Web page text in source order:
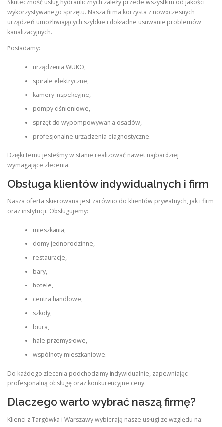
Skuteczność usług hydraulicznych zależy przede wszystkim od jakości
wykorzystywanego sprzętu. Nasza firma korzysta z nowoczesnych
urządzeń umożliwiających szybkie i dokładne usuwanie problemów
kanalizacyjnych.
Posiadamy:
urządzenia WUKO,
spirale elektryczne,
kamery inspekcyjne,
pompy ciśnieniowe,
sprzęt do wypompowywania osadów,
profesjonalne urządzenia diagnostyczne.
Dzięki temu jesteśmy w stanie realizować nawet najbardziej
wymagające zlecenia.
Obsługa klientów indywidualnych i firm
Nasza oferta skierowana jest zarówno do klientów prywatnych, jak i firm
oraz instytucji. Obsługujemy:
mieszkania,
domy jednorodzinne,
restauracje,
bary,
hotele,
centra handlowe,
szkoły,
biura,
hale przemysłowe,
wspólnoty mieszkaniowe.
Do każdego zlecenia podchodzimy indywidualnie, zapewniając
profesjonalną obsługę oraz konkurencyjne ceny.
Dlaczego warto wybrać naszą firmę?
Klienci z Targówka i Warszawy wybierają nasze usługi ze względu na: